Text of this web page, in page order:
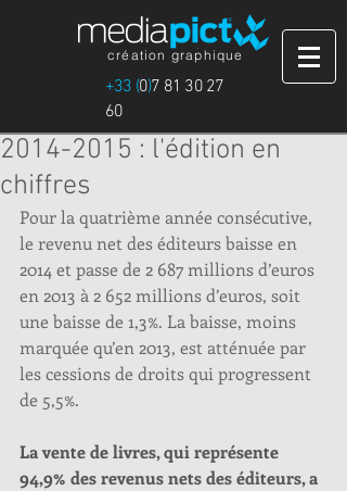
création graphique
+33 (0)7 81 30 27
60
2014-2015 : l'édition en
chiffres
Pour la quatrième année consécutive,
le revenu net des éditeurs baisse en
2014 et passe de 2 687 millions d’euros
en 2013 à 2 652 millions d’euros, soit
une baisse de 1,3%. La baisse, moins
marquée qu’en 2013, est atténuée par
les cessions de droits qui progressent
de 5,5%.
La vente de livres, qui représente
94,9% des revenus nets des éditeurs, a